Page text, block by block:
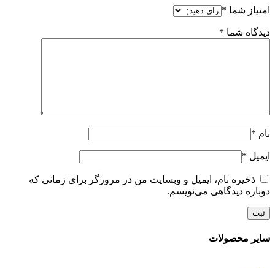
امتیاز شما *
دیدگاه شما *
نام *
ایمیل *
ذخیره نام، ایمیل و وبسایت من در مرورگر برای زمانی که
دوباره دیدگاهی می‌نویسم.
سایر محصولات